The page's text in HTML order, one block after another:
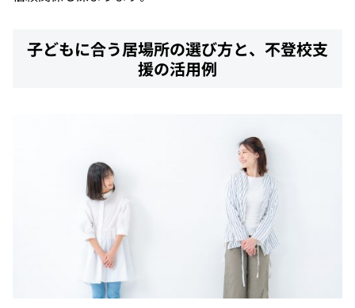
子どもに合う居場所の選び方と、不登校支
援の活用例